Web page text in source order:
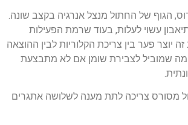
הגוף של החתול מנצל אנרגיה בקצב שונה.
עשוי לעלות, בעוד שרמת הפעילות
יוצר פער בין צריכת הקלוריות לבין ההוצאה
מה שמוביל לצבירת שומן אם לא מתבצעת
מסורס צריכה לתת מענה לשלושה אתגרים